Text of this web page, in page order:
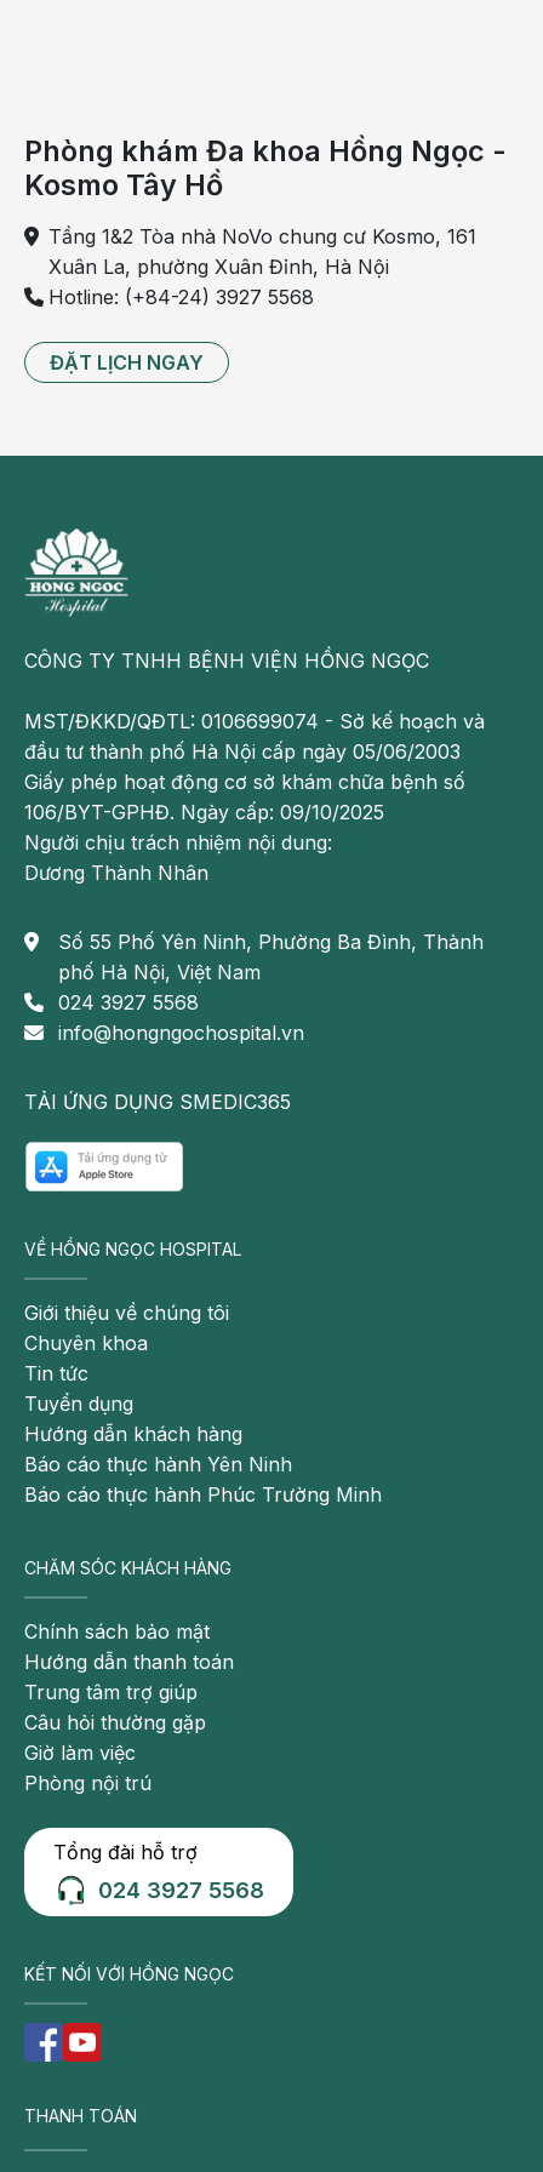
Phòng khám Đa khoa Hồng Ngọc -
Kosmo Tây Hồ
Tầng 1&2 Tòa nhà NoVo chung cư Kosmo, 161
Xuân La, phường Xuân Đỉnh, Hà Nội
Hotline: (+84-24) 3927 5568
ĐẶT LỊCH NGAY
CÔNG TY TNHH BỆNH VIỆN HỒNG NGỌC
MST/ĐKKD/QĐTL: 0106699074 - Sở kế hoạch và
đầu tư thành phố Hà Nội cấp ngày 05/06/2003
Giấy phép hoạt động cơ sở khám chữa bệnh số
106/BYT-GPHĐ. Ngày cấp: 09/10/2025
Người chịu trách nhiệm nội dung:
Dương Thành Nhân
Số 55 Phố Yên Ninh, Phường Ba Đình, Thành
phố Hà Nội, Việt Nam
024 3927 5568
info@hongngochospital.vn
TẢI ỨNG DỤNG SMEDIC365
VỀ HỒNG NGỌC HOSPITAL
Giới thiệu về chúng tôi
Chuyên khoa
Tin tức
Tuyển dụng
Hướng dẫn khách hàng
Báo cáo thực hành Yên Ninh
Báo cáo thực hành Phúc Trường Minh
CHĂM SÓC KHÁCH HÀNG
Chính sách bảo mật
Hướng dẫn thanh toán
Trung tâm trợ giúp
Câu hỏi thường gặp
Giờ làm việc
Phòng nội trú
Tổng đài hỗ trợ
024 3927 5568
KẾT NỐI VỚI HỒNG NGỌC
THANH TOÁN